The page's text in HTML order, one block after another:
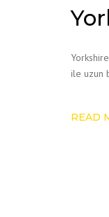
ile uzun
READ